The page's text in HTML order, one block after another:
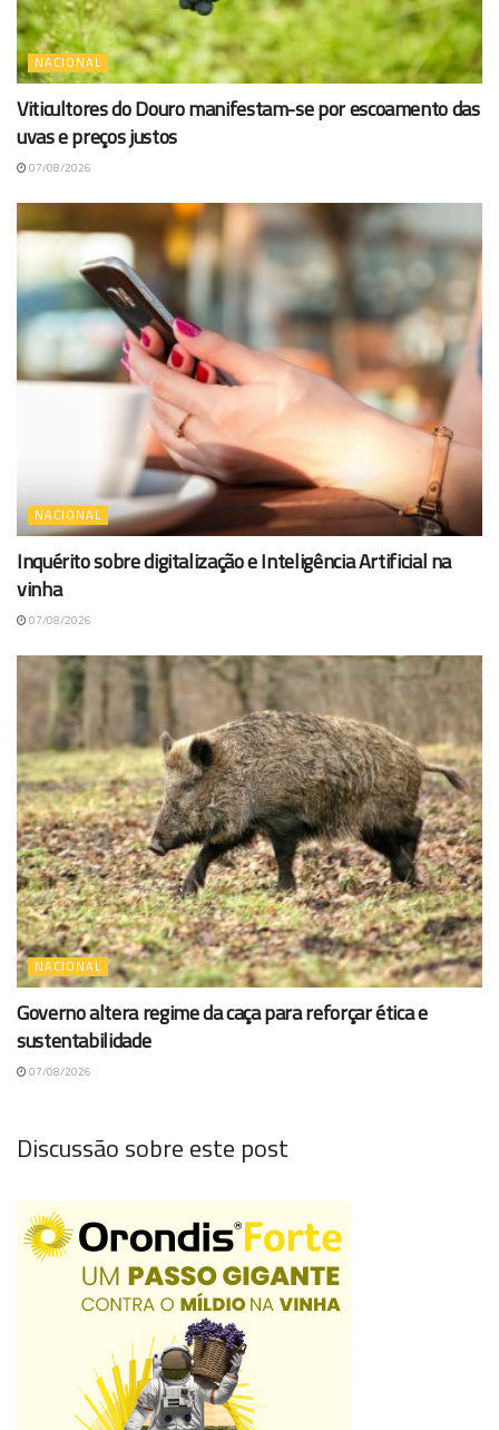
NACIONAL
Viticultores do Douro manifestam-se por escoamento das
uvas e preços justos
07/08/2026
NACIONAL
Inquérito sobre digitalização e Inteligência Artificial na
vinha
07/08/2026
NACIONAL
Governo altera regime da caça para reforçar ética e
sustentabilidade
07/08/2026
Discussão sobre este post